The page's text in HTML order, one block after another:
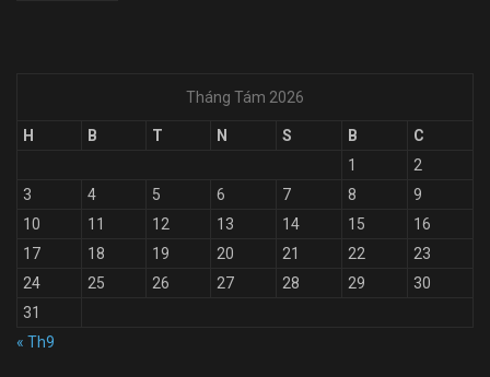
Tháng Tám 2026
H B T N S B
C
1
2
3
4 5 6 7 8
9
10
11 12 13 14 15
16
17
18 19 20 21 22
23
24
25 26 27 28 29
30
31
« Th9